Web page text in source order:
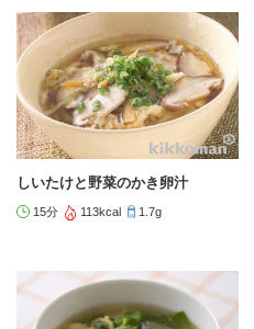
しいたけと野菜のかき卵汁
15分 113kcal 1.7g